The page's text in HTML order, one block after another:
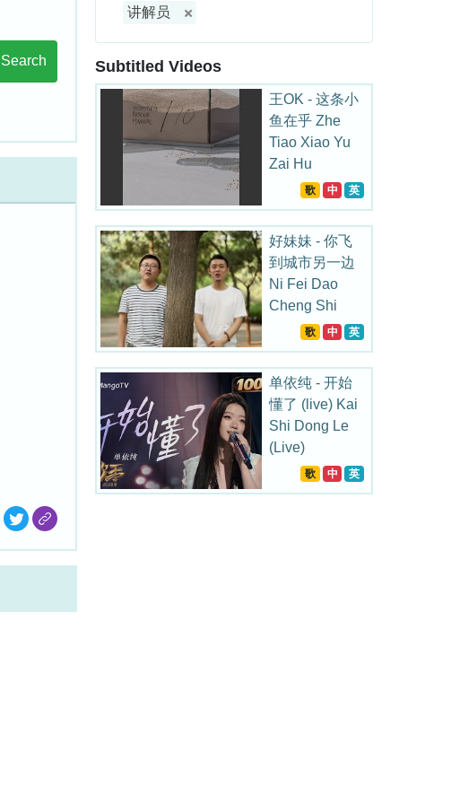
Search
讲解员
Subtitled Videos
王OK - 这条小
鱼在乎 Zhe
Tiao Xiao Yu
Zai Hu
歌 中 英
好妹妹 - 你飞
到城市另一边
Ni Fei Dao
Cheng Shi
Ling Yi Bian
歌 中 英
单依纯 - 开始
懂了 (live) Kai
Shi Dong Le
(Live)
歌 中 英